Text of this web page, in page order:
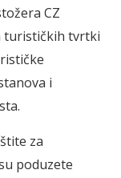
CZ
turističkih tvrtki
i
za
poduzete